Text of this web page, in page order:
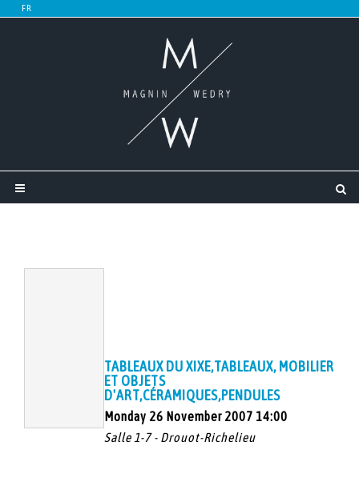
TABLEAUX DU XIXE,TABLEAUX, MOBILIER
ET OBJETS
D'ART,CÉRAMIQUES,PENDULES
Monday 26 November 2007 14:00
Salle 1-7 - Drouot-Richelieu